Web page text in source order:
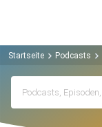
Startseite Podcasts